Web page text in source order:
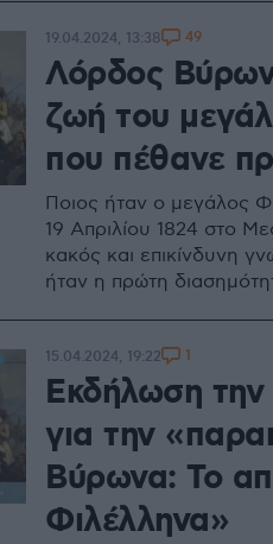
Λόρδος
ζωή του
που πέθανε
Ποιος ήταν ο μεγάλος
19 Απριλίου 1824 στο
κακός και επικίνδυνη
ήταν η πρώτη
19.04.2024, 13:38 49
Εκδήλωση
για την
Βύρωνα: Το
Φιλέλληνα»
15.04.2024, 19:22 1